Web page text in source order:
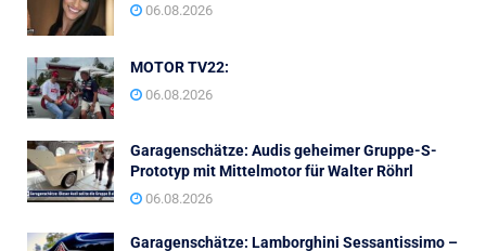
06.08.2026
MOTOR TV22:
06.08.2026
Garagenschätze: Audis geheimer Gruppe-S-
Prototyp mit Mittelmotor für Walter Röhrl
06.08.2026
Garagenschätze: Lamborghini Sessantissimo –